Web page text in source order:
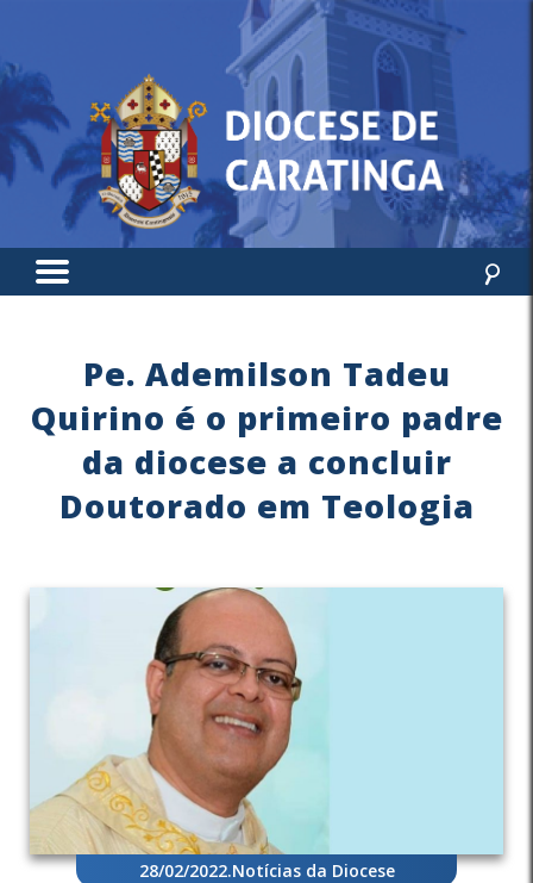
Pe. Ademilson Tadeu
Quirino é o primeiro padre
da diocese a concluir
Doutorado em Teologia
28/02/2022.Notícias da Diocese